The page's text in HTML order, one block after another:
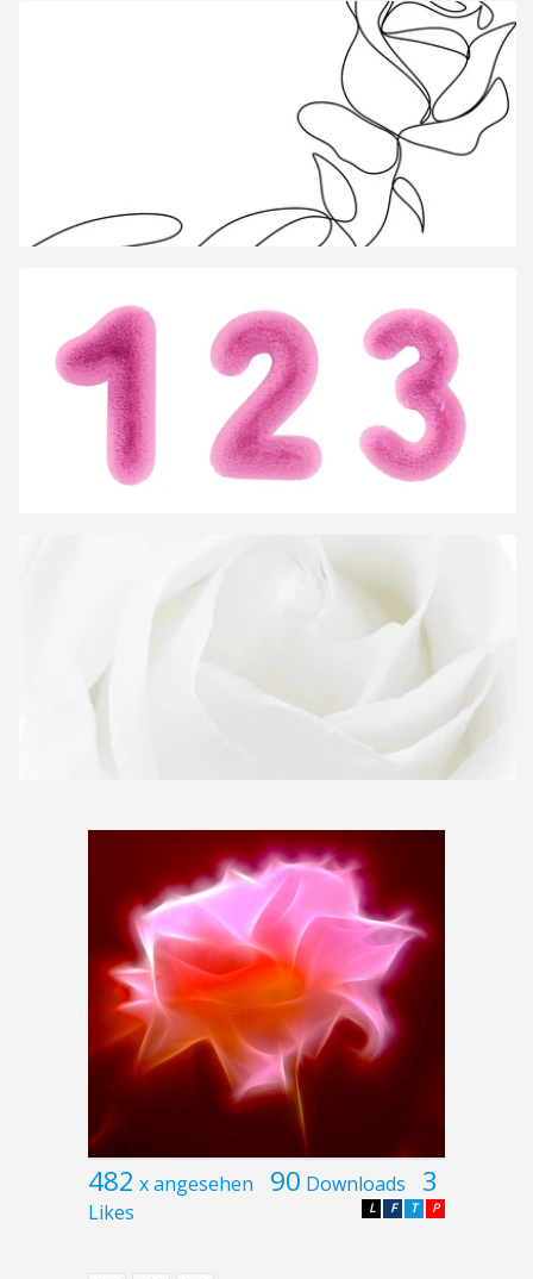
482 x angesehen 90 Downloads 3
Likes P
T
F
L